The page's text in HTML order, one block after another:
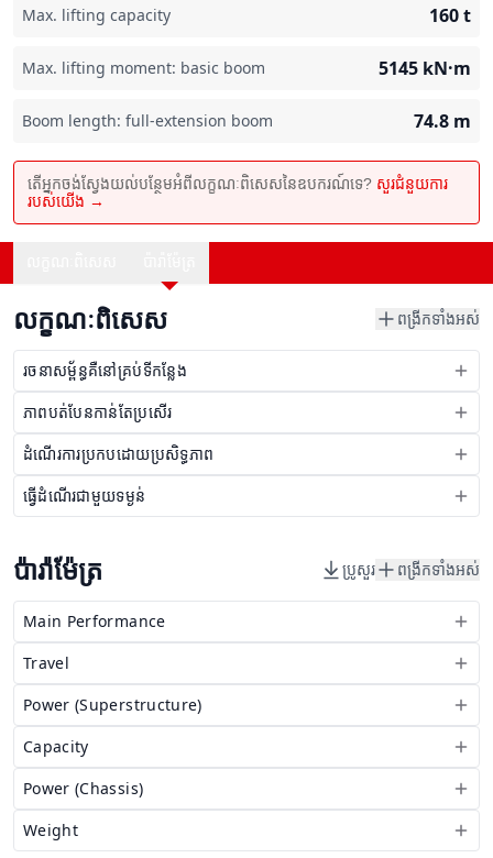
Max. lifting capacity
160t
Max. lifting moment: basic boom 5145 kN·m
Boom length: full-extension boom 74.8 m
តើអ្នកចង់ស្វែងយល់បន្ថែមអំពីលក្ខណៈពិសេសនៃឧបករណ៍ទេ? សួរជំនួយការ
របស់យើង →
លក្ខណៈពិសេស ពង្រីកទាំងអស់
រចនាសម្ព័ន្ធគឺនៅគ្រប់ទីកន្លែង
ភាពបត់បែនកាន់តែប្រសើរ
ដំណើរការប្រកបដោយប្រសិទ្ធភាព
ធ្វើដំណើរជាមួយទម្ងន់
ប៉ារ៉ាម៉ែត្រ ប្រូសួរ ពង្រីកទាំងអស់
Main Performance
Travel
Power (Superstructure)
Capacity
Power (Chassis)
Weight